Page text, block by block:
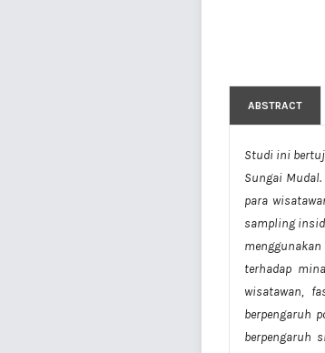
ABSTRACT
Studi ini
Sungai
para
sampling
terhadap
wisatawan,
berpengaruh
berpengaruh